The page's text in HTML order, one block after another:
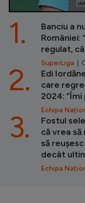
Banciu a
României:
regulat,
SuperLiga |
1.
Edi
care
2024:
Echipa
2.
Fostul
că vrea să
să
decât
Echipa
3.